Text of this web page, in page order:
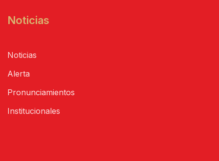
Noticias
Noticias
Alerta
Pronunciamientos
Institucionales